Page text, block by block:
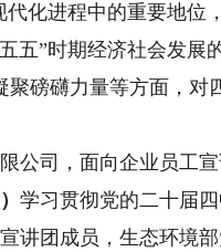
化进程中的重要地位
五”时期经济社会发展
磅礴力量等方面，对
司，面向企业员工宣
学习贯彻党的二十届
讲团成员，生态环境